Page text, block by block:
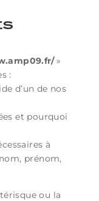
»
:
d’un de nos
et pourquoi
à
prénom,
ou la